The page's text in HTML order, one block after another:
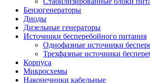
Бензогенераторы
Диоды
Дизельные генераторы
Источники бесперебойного питания
Однофазные источники
Трехфазные источники
Корпуса
Микросхемы
Наконечники кабельные